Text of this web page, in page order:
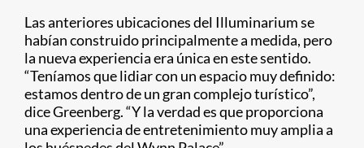
Las anteriores ubicaciones del Illuminarium se
habían construido principalmente a medida, pero
la nueva experiencia era única en este sentido.
“Teníamos que lidiar con un espacio muy definido:
estamos dentro de un gran complejo turístico”,
dice Greenberg. “Y la verdad es que proporciona
una experiencia de entretenimiento muy amplia a